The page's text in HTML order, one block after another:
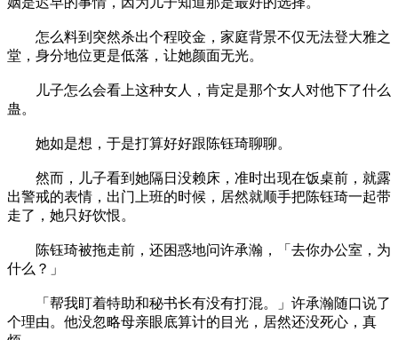
怎么料到突然杀出个程咬金，家庭背景不仅无法登大雅之
堂，身分地位更是低落，让她颜面无光。
儿子怎么会看上这种女人，肯定是那个女人对他下了什么
蛊。
她如是想，于是打算好好跟陈钰琦聊聊。
然而，儿子看到她隔日没赖床，准时出现在饭桌前，就露
出警戒的表情，出门上班的时候，居然就顺手把陈钰琦一起带
走了，她只好饮恨。
陈钰琦被拖走前，还困惑地问许承瀚，「去你办公室，为
什么？」
「帮我盯着特助和秘书长有没有打混。」许承瀚随口说了
个理由。他没忽略母亲眼底算计的目光，居然还没死心，真